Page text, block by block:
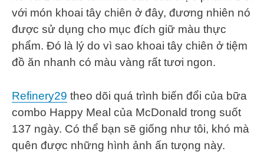
với món khoai tây chiên ở đây, đương nhiên nó
được sử dụng cho mục đích giữ màu thực
phẩm. Đó là lý do vì sao khoai tây chiên ở tiệm
đồ ăn nhanh có màu vàng rất tươi ngon.
Refinery29 theo dõi quá trình biến đổi của bữa
combo Happy Meal của McDonald trong suốt
137 ngày. Có thể bạn sẽ giống như tôi, khó mà
quên được những hình ảnh ấn tưọng này.